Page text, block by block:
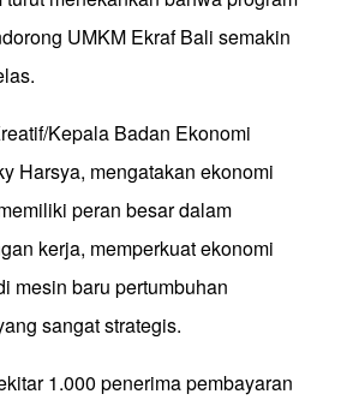
UMKM Ekraf Bali semakin
Kepala Badan Ekonomi
Harsya, mengatakan ekonomi
peran besar dalam
kerja, memperkuat ekonomi
mesin baru pertumbuhan
sangat strategis.
1.000 penerima pembayaran